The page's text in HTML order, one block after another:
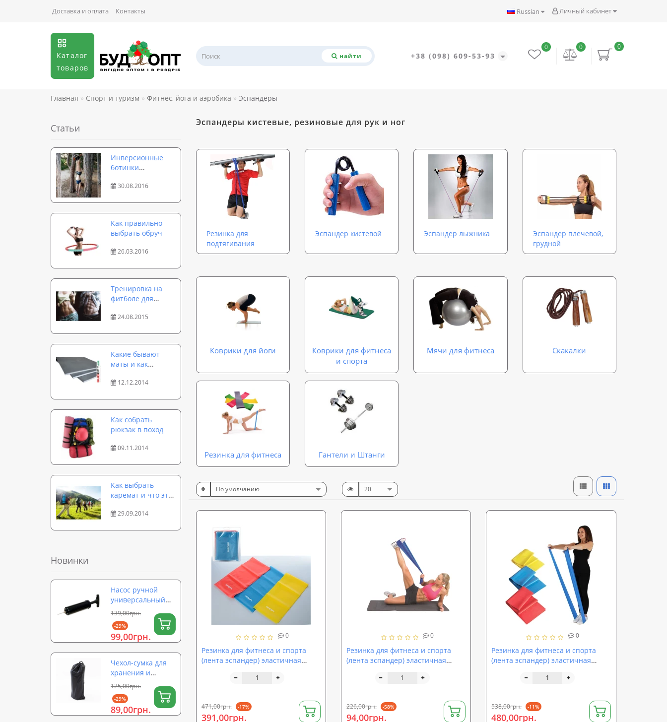
Личный кабинет
Russian
Доставка и оплата Контакты
Каталог
товаров
найти +38 (098) 609-53-93
0
0
0
Главная Спорт и туризм Фитнес, йога и аэробика Эспандеры
Статьи
Инверсионные
ботинки
особенности
30.08.2016
Как правильно
выбрать обруч
26.03.2016
Тренировка на
фитболе для
пресса за 15
24.08.2015
Какие бывают
маты и как
спортивный мат
12.12.2014
Как собрать
рюкзак в поход
09.11.2014
Как выбрать
каремат и что это
29.09.2014
Новинки
Насос ручной
универсальный
для мячей,
надувных
изделий,
фитболов OSPORT
139,00грн.
-29%
99,00грн.
Чехол-сумка для
хранения и
переноски ролика
для йоги (валика)
на затяжке 56×26
см OSPORT (OF-
125,00грн.
-29%
89,00грн.
Эспандеры кистевые, резиновые для рук и ног
Резинка для
подтягивания
Эспандер кистевой Эспандер лыжника
Эспандер плечевой,
грудной
Коврики для йоги
Коврики для фитнеса
и спорта
Мячи для фитнеса Скакалки
Резинка для фитнеса Гантели и Штанги
0
Резинка для фитнеса и спорта
(лента эспандер) эластичная
471,00грн. -17%
391,00грн.
0
Резинка для фитнеса и спорта
(лента эспандер) эластичная
226,00грн. -58%
94,00грн.
0
Резинка для фитнеса и спорта
(лента эспандер) эластичная
538,00грн. -11%
480,00грн.